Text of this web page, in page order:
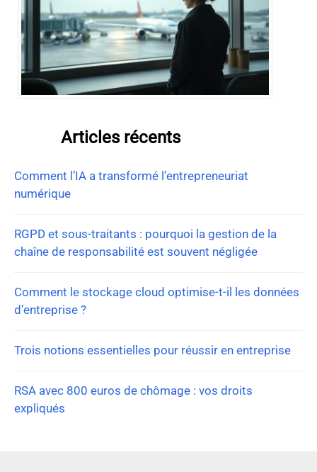
Articles récents
Comment l’IA a transformé l’entrepreneuriat
numérique
RGPD et sous-traitants : pourquoi la gestion de la
chaîne de responsabilité est souvent négligée
Comment le stockage cloud optimise-t-il les données
d’entreprise ?
Trois notions essentielles pour réussir en entreprise
RSA avec 800 euros de chômage : vos droits
expliqués